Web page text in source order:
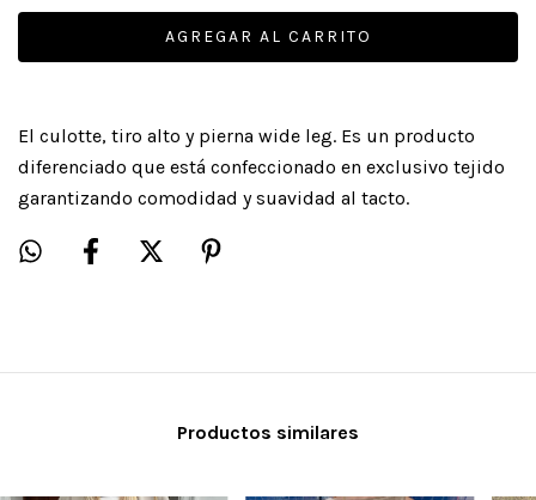
El culotte, tiro alto y pierna wide leg. Es un producto
diferenciado que está confeccionado en exclusivo tejido
garantizando comodidad y suavidad al tacto.
Productos similares